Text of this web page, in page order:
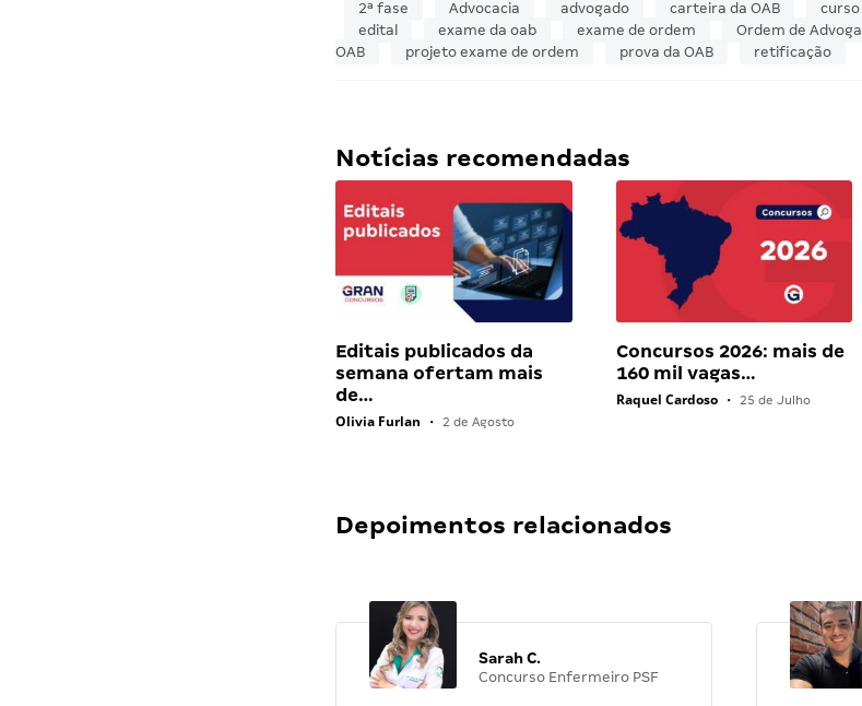
2ª fase Advocacia advogado carteira da OAB curso
edital
exame da oab exame de ordem Ordem de
OAB
projeto exame de ordem prova da OAB retificação
Notícias recomendadas
Editais publicados da
semana ofertam mais
de…
Olivia Furlan • 2 de Agosto
Concursos 2026: mais de
160 mil vagas…
Raquel Cardoso • 25 de Julho
Depoimentos relacionados
Sarah C.
Concurso Enfermeiro PSF